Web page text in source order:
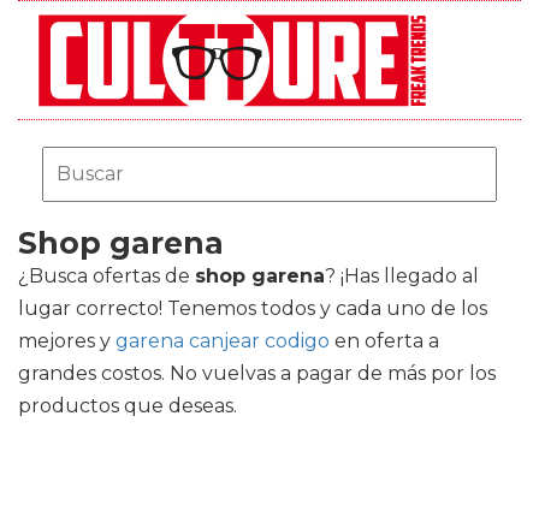
Shop garena
¿Busca ofertas de shop garena? ¡Has llegado al
lugar correcto! Tenemos todos y cada uno de los
mejores y garena canjear codigo en oferta a
grandes costos. No vuelvas a pagar de más por los
productos que deseas.